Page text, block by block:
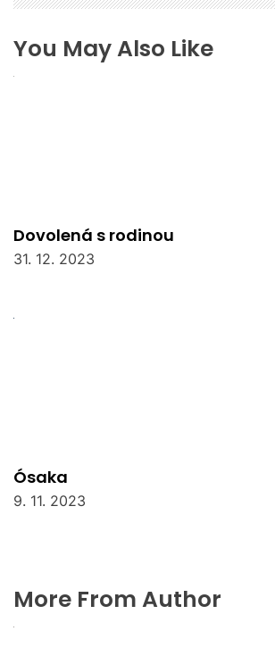
You May Also Like
Dovolená s rodinou
31. 12. 2023
Ósaka
9. 11. 2023
More From Author